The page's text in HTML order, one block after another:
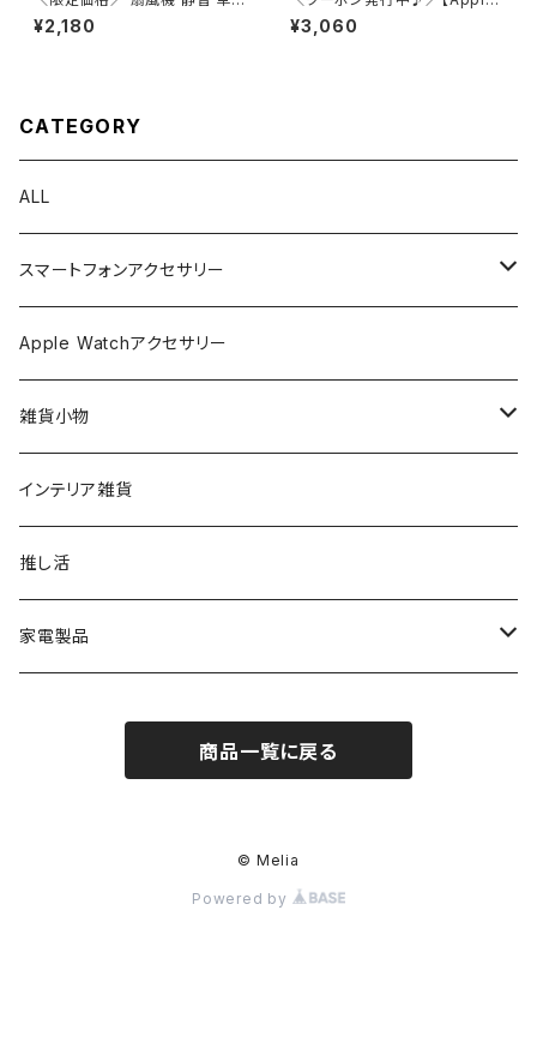
扇風機 DC 小型 角度調節 充電
式 携帯扇風機 スタンド式 LED
¥2,180
Watchストーン付きメタルバン
ド】大人女子 韓国ファッショ
¥3,060
CATEGORY
ALL
スマートフォンアクセサリー
iPhone ケース
ショルダーストラップ
ハンドストラップ
AC充電器
ワイヤレスチャージャー
Apple Watchアクセサリー
雑貨小物
バッグ
ポーチ
インテリア雑貨
推し活
家電製品
商品一覧に戻る
© Melia
Powered by